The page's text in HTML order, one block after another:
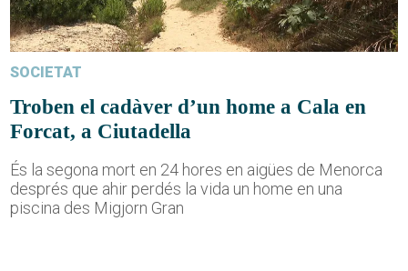
SOCIETAT
Troben el cadàver d’un home a Cala en
Forcat, a Ciutadella
És la segona mort en 24 hores en aigües de Menorca
després que ahir perdés la vida un home en una
piscina des Migjorn Gran